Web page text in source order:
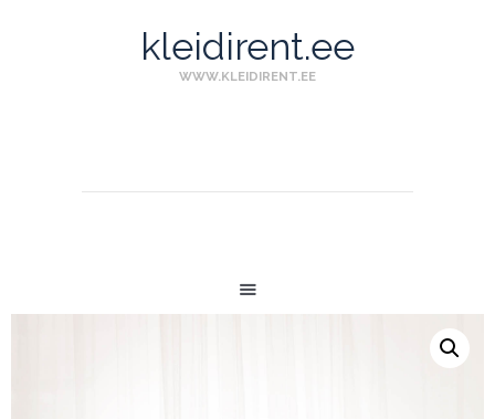
kleidirent.ee
WWW.KLEIDIRENT.EE
KOMPLEKTID